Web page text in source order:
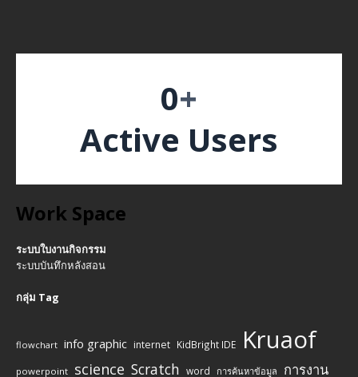
0+
Active Users
Work Space
ระบบใบงานกิจกรรม
ระบบบันทึกหลังสอน
กลุ่ม Tag
flowchart info graphic internet KidBright IDE Kruaof
powerpoint science Scratch word การค้นหาข้อมูล การงาน